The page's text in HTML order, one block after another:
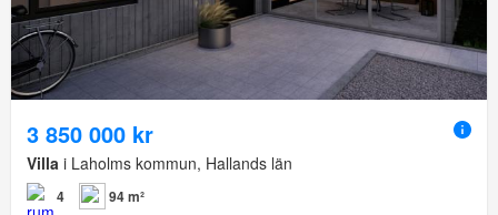
3 850 000 kr
Villa i Laholms kommun, Hallands län
4
94 m²